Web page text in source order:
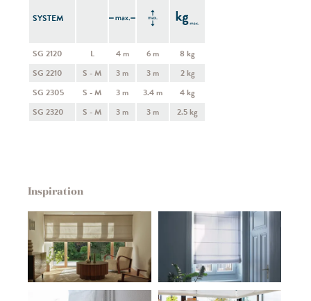
SYSTEM
SG 2120 L 4 m 6 m
8 kg
SG 2210
S - M 3 m 3 m
2 kg
SG 2305
S - M 3 m 3.4 m
4 kg
SG 2320
S - M 3 m 3 m 2.5 kg
Inspiration